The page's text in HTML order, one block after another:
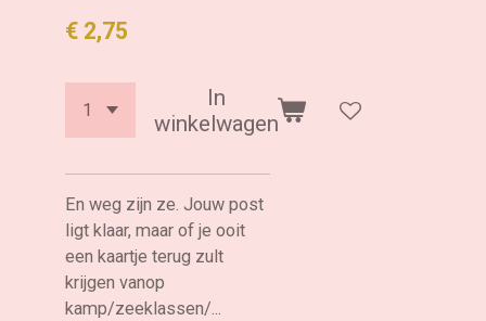
€ 2,75
In
winkelwagen
En weg zijn ze. Jouw post
ligt klaar, maar of je ooit
een kaartje terug zult
krijgen vanop
kamp/zeeklassen/...